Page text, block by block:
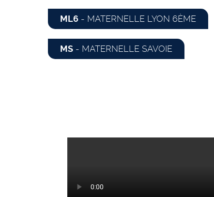
ML6 - MATERNELLE LYON 6ÈME
MS - MATERNELLE SAVOIE